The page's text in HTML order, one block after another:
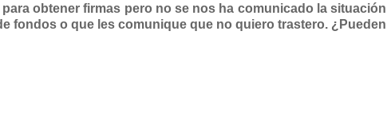
obtener firmas pero no se nos ha comunicado la situación
fondos o que les comunique que no quiero trastero. ¿Pueden